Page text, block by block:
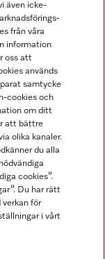
även icke-
från våra
information
oss att
används
samtycke
cookies och
om ditt
att bättre
olika kanaler.
du alla
cookies”.
Du har rätt
för
i vårt